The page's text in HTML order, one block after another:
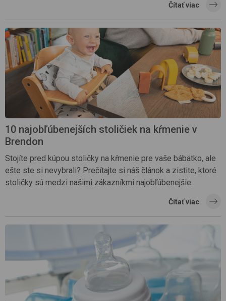
Čítať viac
10 najobľúbenejších stoličiek na kŕmenie v
Brendon
Stojíte pred kúpou stoličky na kŕmenie pre vaše bábätko, ale
ešte ste si nevybrali? Prečítajte si náš článok a zistite, ktoré
stoličky sú medzi našimi zákazníkmi najobľúbenejšie.
Čítať viac